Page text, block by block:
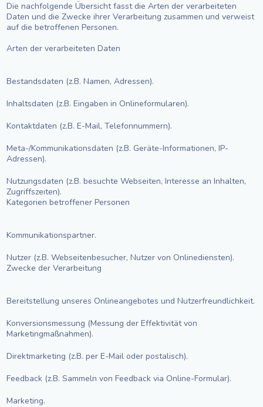
Die nachfolgende Übersicht fasst die Arten der verarbeiteten
Daten und die Zwecke ihrer Verarbeitung zusammen und verweist
auf die betroffenen Personen.
Arten der verarbeiteten Daten
Bestandsdaten (z.B. Namen, Adressen).
Inhaltsdaten (z.B. Eingaben in Onlineformularen).
Kontaktdaten (z.B. E-Mail, Telefonnummern).
Meta-/Kommunikationsdaten (z.B. Geräte-Informationen, IP-
Adressen).
Nutzungsdaten (z.B. besuchte Webseiten, Interesse an Inhalten,
Zugriffszeiten).
Kategorien betroffener Personen
Kommunikationspartner.
Nutzer (z.B. Webseitenbesucher, Nutzer von Onlinediensten).
Zwecke der Verarbeitung
Bereitstellung unseres Onlineangebotes und Nutzerfreundlichkeit.
Konversionsmessung (Messung der Effektivität von
Marketingmaßnahmen).
Direktmarketing (z.B. per E-Mail oder postalisch).
Feedback (z.B. Sammeln von Feedback via Online-Formular).
Marketing.